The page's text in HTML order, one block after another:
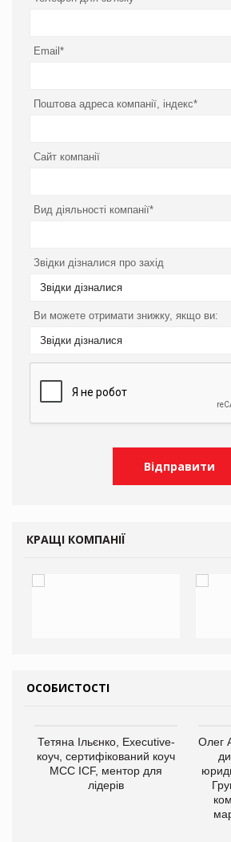
Email*
Поштова адреса компанії, індекс*
Сайт компанії
Вид діяльності компанії*
Звідки дізналися про захід
Звідки дізналися
Ви можете отримати знижку, якщо ви:
Звідки дізналися
КРАЩІ КОМПАНІЇ
ОСОБИСТОСТІ
Тетяна Ільєнко, Executive-
коуч, сертифікований коуч
МСС ICF, ментор для
лідерів
Олег